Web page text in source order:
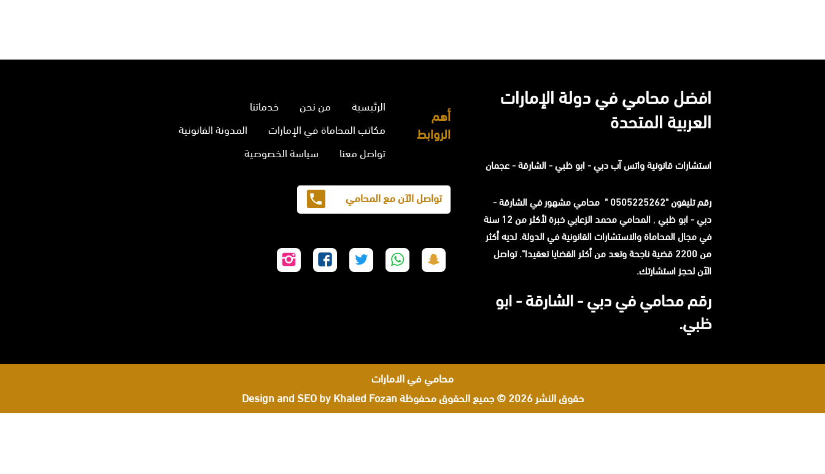
افضل محامي في دولة الإمارات
العربية المتحدة
استشارات قانونيةواتس آبدبي - ابو ظبي - الشارقة - عجمان
رقم تليفون "0505225262 " محامي مشهور في الشارقة -
دبي - ابو ظبي ,
المحامي محمد الزعابي خبرة لأكثر من 12 سنة
في مجال المحاماة والاستشارات القانونية في الدولة. لديه أكثر
من 2200 قضية ناجحة وتعد من أكثر القضايا تعقيدا". تواصل
الآن لحجز استشارتك.
رقم محامي في دبي - الشارقة - ابو
ظبي.
أهم
الروابط
الرئيسية من نحن
خدماتنا
مكاتب المحاماة في الإمارات
المدونة القانونية
تواصل معنا
سياسة الخصوصية
تواصل الآن مع المحامي
على
على
على
على
على
محامي في الامارات
حقوق النشر 2026 © جميع الحقوق محفوظة
Design and SEO by Khaled Fozan